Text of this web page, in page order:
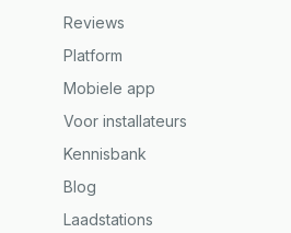
Reviews
Platform
Mobiele app
Voor installateurs
Kennisbank
Blog
Laadstations